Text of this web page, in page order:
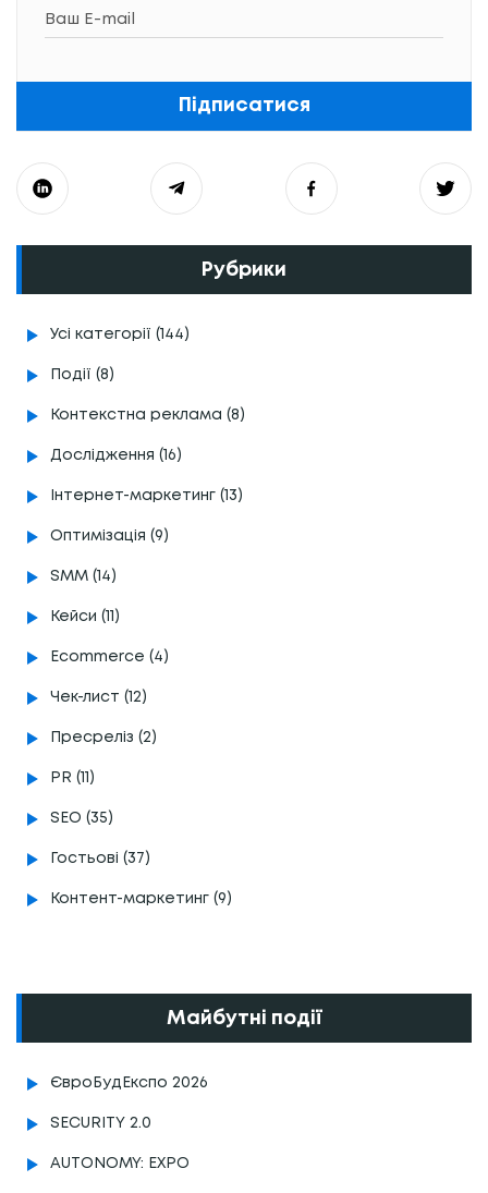
Підписатися
Рубрики
Усі категорії (144)
Події (8)
Контекстна реклама (8)
Дослідження (16)
Інтернет-маркетинг (13)
Оптимізація (9)
SMM (14)
Кейси (11)
Ecommerce (4)
Чек-лист (12)
Пресреліз (2)
PR (11)
SEO (35)
Гостьові (37)
Контент-маркетинг (9)
Майбутні події
ЄвроБудЕкспо 2026
SECURITY 2.0
AUTONOMY: EXPO